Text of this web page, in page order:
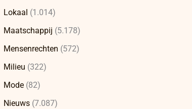
Lokaal (1.014)
Maatschappij (5.178)
Mensenrechten (572)
Milieu (322)
Mode (82)
Nieuws (7.087)